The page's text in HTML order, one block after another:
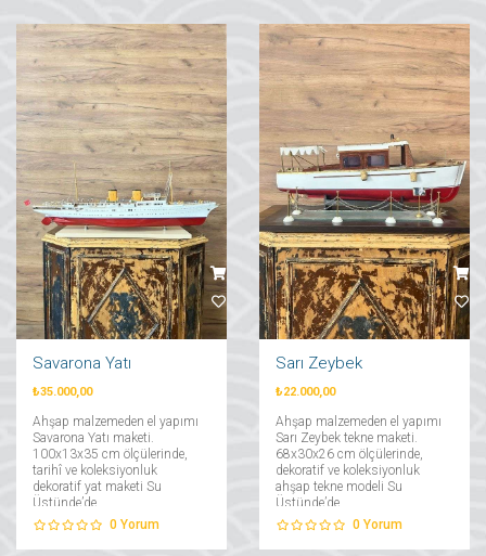
Savarona Yatı
₺35.000,00
Ahşap malzemeden el yapımı
Savarona Yatı maketi.
100x13x35 cm ölçülerinde,
tarihî ve koleksiyonluk
dekoratif yat maketi Su
Üstünde’de....
0 Yorum
Sarı Zeybek
₺22.000,00
Ahşap malzemeden el yapımı
Sarı Zeybek tekne maketi.
68x30x26 cm ölçülerinde,
dekoratif ve koleksiyonluk
ahşap tekne modeli Su
Üstünde’de....
0 Yorum